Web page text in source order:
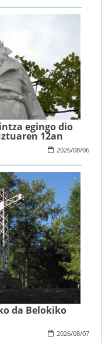
egingo dio
12an
2026/08/06
da Belokiko
2026/08/07